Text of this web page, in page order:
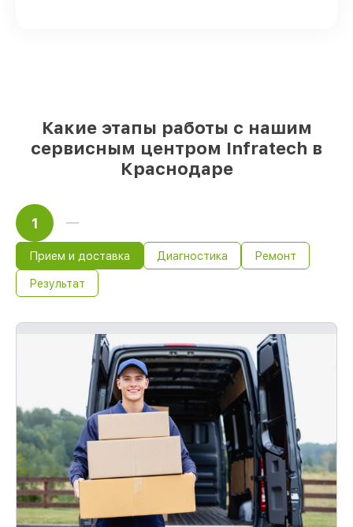
Какие этапы работы с нашим
сервисным центром Infratech в
Краснодаре
1
Прием и доставка Диагностика Ремонт
Результат